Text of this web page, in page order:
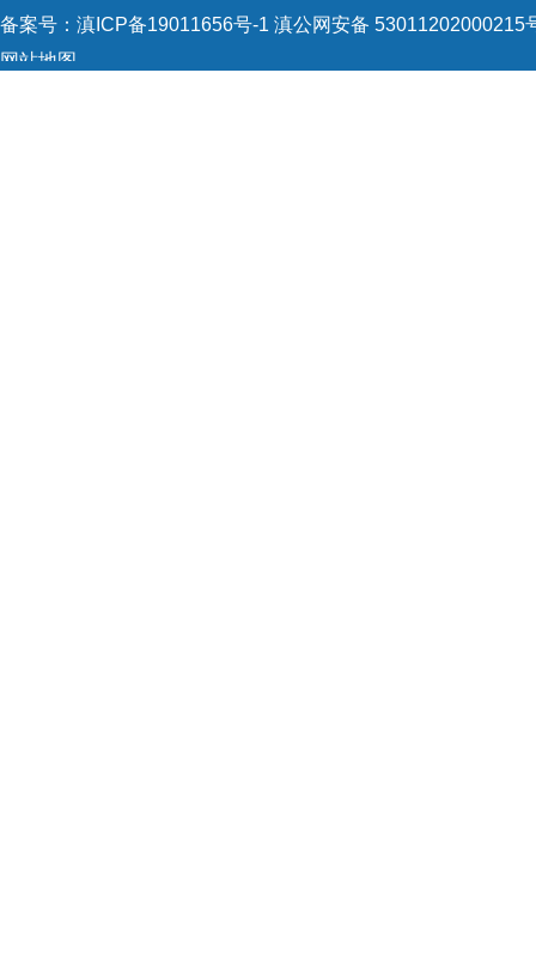
备案号： 滇ICP备19011656号-1 滇公网安备 53011202000215
网站地图